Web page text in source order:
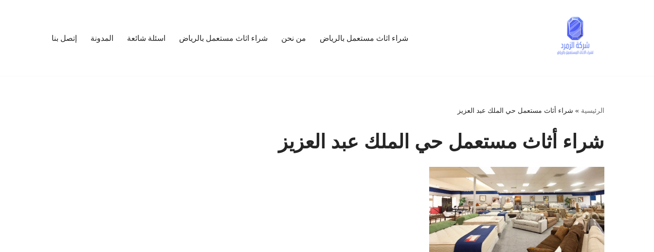
شراء اثاث مستعمل بالرياض من نحن شراء اثاث مستعمل بالرياض اسئلة شائعة المدونة إتصل بنا
الرئيسية » شراء أثاث مستعمل حي الملك عبد العزيز
شراء أثاث مستعمل حي الملك عبد العزيز